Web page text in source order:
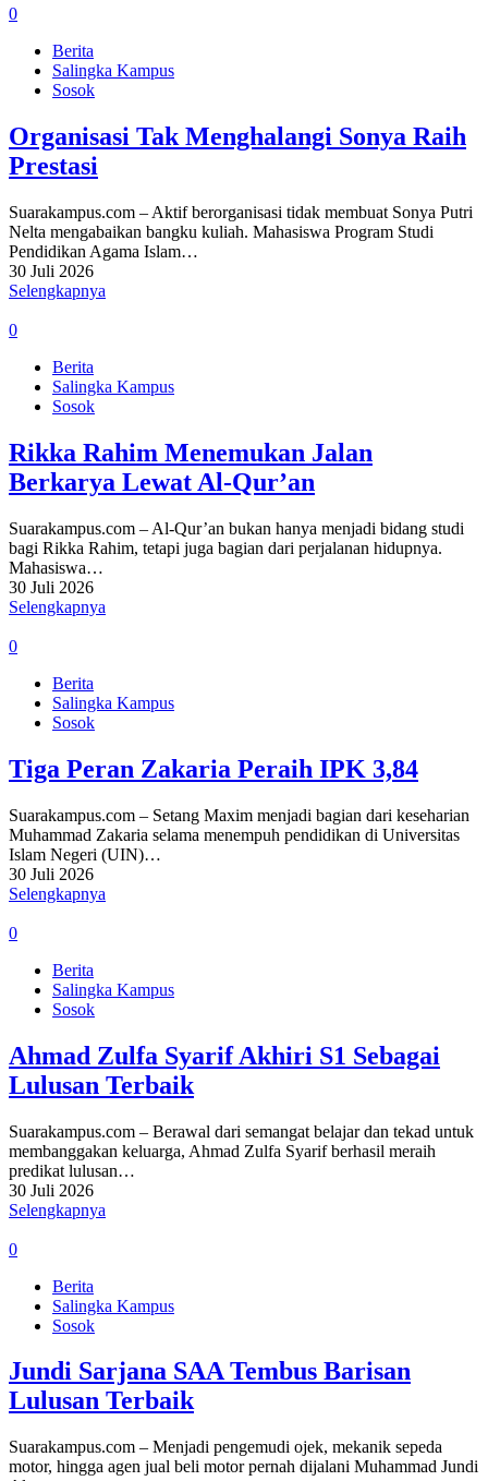
0
Berita
Salingka Kampus
Sosok
Organisasi Tak Menghalangi Sonya Raih
Prestasi
Suarakampus.com – Aktif berorganisasi tidak membuat Sonya Putri
Nelta mengabaikan bangku kuliah. Mahasiswa Program Studi
Pendidikan Agama Islam…
30 Juli 2026
Selengkapnya
0
Berita
Salingka Kampus
Sosok
Rikka Rahim Menemukan Jalan
Berkarya Lewat Al-Qur’an
Suarakampus.com – Al-Qur’an bukan hanya menjadi bidang studi
bagi Rikka Rahim, tetapi juga bagian dari perjalanan hidupnya.
Mahasiswa…
30 Juli 2026
Selengkapnya
0
Berita
Salingka Kampus
Sosok
Tiga Peran Zakaria Peraih IPK 3,84
Suarakampus.com – Setang Maxim menjadi bagian dari keseharian
Muhammad Zakaria selama menempuh pendidikan di Universitas
Islam Negeri (UIN)…
30 Juli 2026
Selengkapnya
0
Berita
Salingka Kampus
Sosok
Ahmad Zulfa Syarif Akhiri S1 Sebagai
Lulusan Terbaik
Suarakampus.com – Berawal dari semangat belajar dan tekad untuk
membanggakan keluarga, Ahmad Zulfa Syarif berhasil meraih
predikat lulusan…
30 Juli 2026
Selengkapnya
0
Berita
Salingka Kampus
Sosok
Jundi Sarjana SAA Tembus Barisan
Lulusan Terbaik
Suarakampus.com – Menjadi pengemudi ojek, mekanik sepeda
motor, hingga agen jual beli motor pernah dijalani Muhammad Jundi